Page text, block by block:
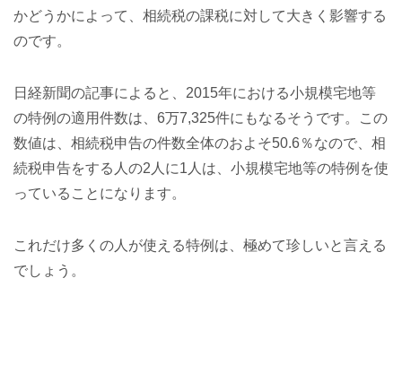
かどうかによって、相続税の課税に対して大きく影響する
のです。
日経新聞の記事によると、2015年における小規模宅地等
の特例の適用件数は、6万7,325件にもなるそうです。この
数値は、相続税申告の件数全体のおよそ50.6％なので、相
続税申告をする人の2人に1人は、小規模宅地等の特例を使
っていることになります。
これだけ多くの人が使える特例は、極めて珍しいと言える
でしょう。